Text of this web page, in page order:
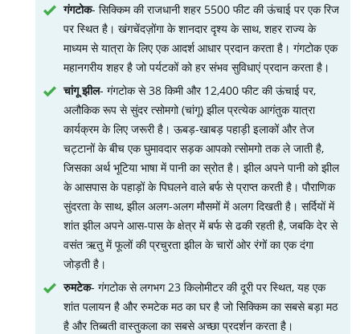
गंगटोक- सिक्किम की राजधानी शहर 5500 फीट की ऊंचाई पर एक रिज
पर स्थित है। खंगचेंदज़ोंगा के शानदार दृश्य के साथ, शहर राज्य के
माध्यम से यात्रा के लिए एक आदर्श आधार प्रदान करता है। गंगटोक एक
महानगरीय शहर है जो पर्यटकों को हर संभव सुविधाएं प्रदान करता है।
चांगू झील- गंगटोक से 38 किमी और 12,400 फीट की ऊंचाई पर,
अलौकिक रूप से सुंदर त्सोमगो (चांगू) झील प्रत्येक आगंतुक यात्रा
कार्यक्रम के लिए जरूरी है। ऊबड़-खाबड़ पहाड़ी इलाकों और तेज
चट्टानों के बीच एक घुमावदार सड़क आपको त्सोमगो तक ले जाती है,
जिसका अर्थ भूटिया भाषा में पानी का स्रोत है। झील अपने पानी को झील
के आसपास के पहाड़ों के पिघलने वाले बर्फ से प्राप्त करती है। पौराणिक
सुंदरता के साथ, झील अलग-अलग मौसमों में अलग दिखती है। सर्दियों में
शांत झील अपने आस-पास के क्षेत्र में बर्फ से ढकी रहती है, जबकि देर से
वसंत ऋतु में फूलों की प्रचुरता झील के चारों ओर रंगों का एक दंगा
जोड़ती है।
रुमटेक- गंगटोक से लगभग 23 किलोमीटर की दूरी पर स्थित, यह एक
शांत पलायन है और रुमटेक मठ का घर है जो सिक्किम का सबसे बड़ा मठ
है और तिब्बती वास्तुकला का सबसे अच्छा प्रदर्शन करता है।